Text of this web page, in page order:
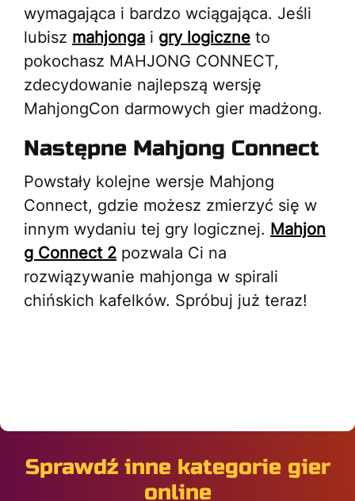
wymagająca i bardzo wciągająca. Jeśli
lubisz mahjonga i gry logiczne to
pokochasz MAHJONG CONNECT,
zdecydowanie najlepszą wersję
MahjongCon darmowych gier madżong.
Następne Mahjong Connect
Powstały kolejne wersje Mahjong
Connect, gdzie możesz zmierzyć się w
innym wydaniu tej gry logicznej. Mahjon
g Connect 2 pozwala Ci na
rozwiązywanie mahjonga w spirali
chińskich kafelków. Spróbuj już teraz!
Sprawdź inne kategorie gier
online